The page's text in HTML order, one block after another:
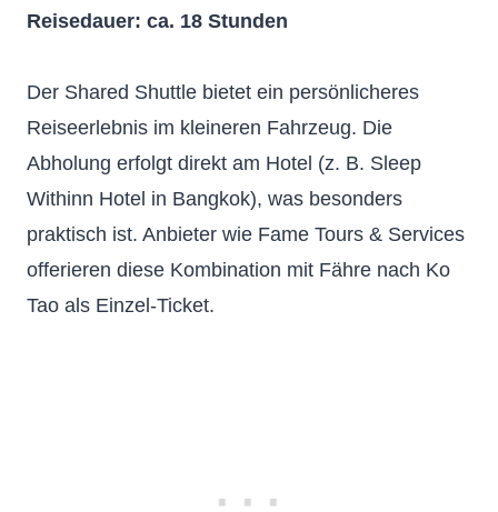
Reisedauer: ca. 18 Stunden
Der Shared Shuttle bietet ein persönlicheres
Reiseerlebnis im kleineren Fahrzeug. Die
Abholung erfolgt direkt am Hotel (z. B. Sleep
Withinn Hotel in Bangkok), was besonders
praktisch ist. Anbieter wie Fame Tours & Services
offerieren diese Kombination mit Fähre nach Ko
Tao als Einzel-Ticket.